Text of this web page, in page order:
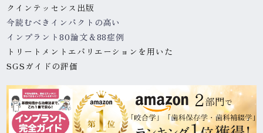
クインテッセンス出版
今読むべきインパクトの高い
インプラント80論文＆88症例
トリートメントエバリエーションを用いた
SGSガイドの評価